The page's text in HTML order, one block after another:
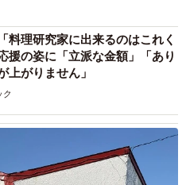
料理研究家に出来るのはこれく
の姿に「立派な金額」「あり
上がりません」
ク